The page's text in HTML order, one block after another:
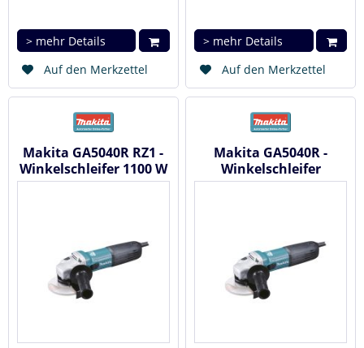
> mehr Details
Auf den Merkzettel
> mehr Details
Auf den Merkzettel
Makita GA5040R RZ1 -
Winkelschleifer 1100 W
125 mm
Makita GA5040R -
Winkelschleifer